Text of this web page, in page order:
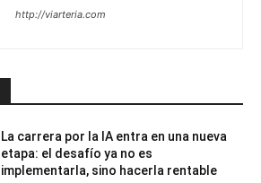
http://viarteria.com
La carrera por la IA entra en una nueva
etapa: el desafío ya no es
implementarla, sino hacerla rentable